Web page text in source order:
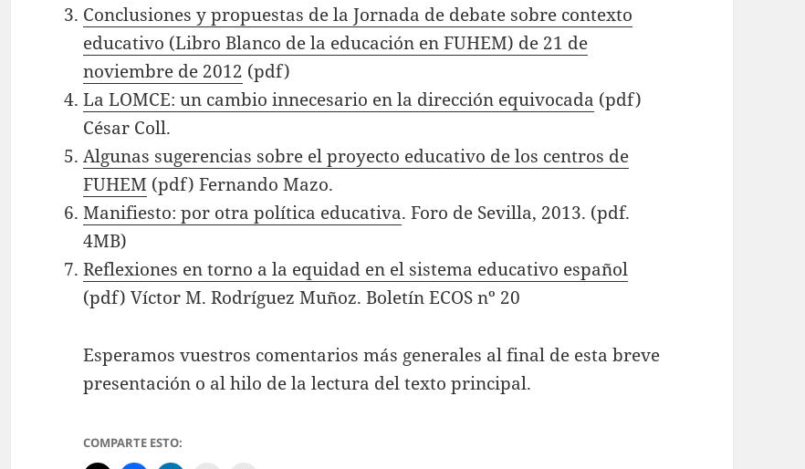
Conclusiones y propuestas de la Jornada de debate sobre contexto
educativo (Libro Blanco de la educación en FUHEM) de 21 de
noviembre de 2012 (pdf)
La LOMCE: un cambio innecesario en la dirección equivocada (pdf)
César Coll.
Algunas sugerencias sobre el proyecto educativo de los centros de
FUHEM (pdf) Fernando Mazo.
Manifiesto: por otra política educativa. Foro de Sevilla, 2013. (pdf.
4MB)
Reflexiones en torno a la equidad en el sistema educativo español
(pdf) Víctor M. Rodríguez Muñoz. Boletín ECOS nº 20
Esperamos vuestros comentarios más generales al final de esta breve
presentación o al hilo de la lectura del texto principal.
COMPARTE ESTO: